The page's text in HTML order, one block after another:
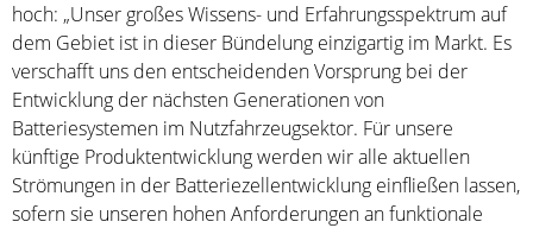
hoch: „Unser großes Wissens- und Erfahrungsspektrum auf
dem Gebiet ist in dieser Bündelung einzigartig im Markt. Es
verschafft uns den entscheidenden Vorsprung bei der
Entwicklung der nächsten Generationen von
Batteriesystemen im Nutzfahrzeugsektor. Für unsere
künftige Produktentwicklung werden wir alle aktuellen
Strömungen in der Batteriezellentwicklung einfließen lassen,
sofern sie unseren hohen Anforderungen an funktionale